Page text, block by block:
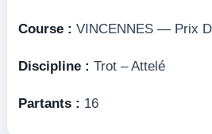
Course : VINCENNES — Prix
Discipline : Trot – Attelé
Partants : 16